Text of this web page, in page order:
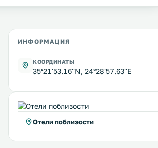
ИНФОРМАЦИЯ
КООРДИНАТЫ
35°21'53.16''N, 24°28'57.63''E
Отели поблизости